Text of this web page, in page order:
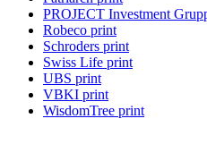
PROJECT Investment
Robeco print
Schroders print
Swiss Life print
UBS print
VBKI print
WisdomTree print